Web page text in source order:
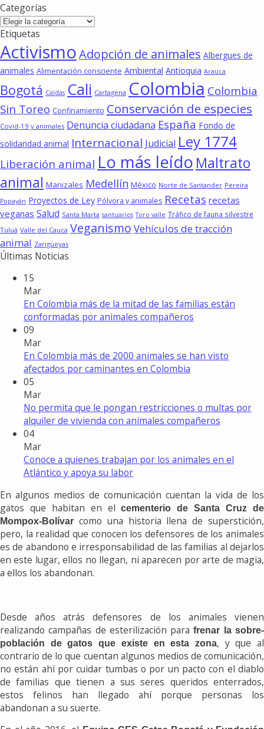
Categorías
Categorías
Etiquetas
ActivismoAdopción de animales Albergues de
animales Alimentación consciente Ambiental Antioquia Arauca
Bogotá Caldas Cali Cartagena Colombia Colombia
Sin Toreo Confinamiento Conservación de especies
Covid-19 y animales Denuncia ciudadana España Fondo de
solidaridad animal Internacional Judicial Ley 1774
Liberación animal Lo más leído Maltrato
animal Manizales Medellín México Norte de Santander Pereira
Popayán Proyectos de Ley Pólvora y animales Recetas recetas
veganas Salud Santa Marta santuarios Toro valle Tráfico de fauna silvestre
Tuluá Valle del Cauca Veganismo Vehículos de tracción
animal Zarigüeyas
Últimas Noticias
15
Mar
En Colombia más de la mitad de las familias están
conformadas por animales compañeros
09
Mar
En Colombia más de 2000 animales se han visto
afectados por caminantes en Colombia
05
Mar
No permita que le pongan restricciones o multas por
alquiler de vivienda con animales compañeros
04
Mar
Conoce a quienes trabajan por los animales en el
Atlántico y apoya su labor
En algunos medios de comunicación cuentan la vida de los
gatos que habitan en elcementerio de Santa Cruz de
Mompox-Bolívar como una historia llena de superstición,
pero, la realidad que conocen los defensores de los animales
es de abandono e irresponsabilidad de las familias al dejarlos
en este lugar, ellos no llegan, ni aparecen por arte de magia,
a ellos los abandonan.
Desde años atrás defensores de los animales vienen
realizando campañas de esterilización parafrenar la sobre-
población de gatos que existe en esta zona, y que al
contrario de lo que cuentan algunos medios de comunicación,
no están ahí por cuidar tumbas o por un pacto con el diablo
de familias que tienen a sus seres queridos enterrados,
estos felinos han llegado ahí porque personas los
abandonan a su suerte.